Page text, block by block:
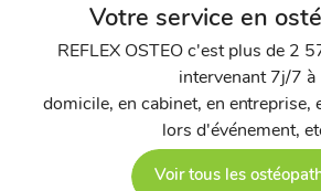
Votre service en
REFLEX OSTEO c'est plus de 2
intervenant 7j/7 à
domicile, en cabinet, en entreprise,
lors d'événement,
Voir tous les